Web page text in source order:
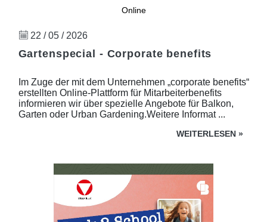
Online
22 / 05 / 2026
Gartenspecial - Corporate benefits
Im Zuge der mit dem Unternehmen „corporate benefits“
erstellten Online-Plattform für Mitarbeiterbenefits
informieren wir über spezielle Angebote für Balkon,
Garten oder Urban Gardening.Weitere Informat ...
WEITERLESEN »